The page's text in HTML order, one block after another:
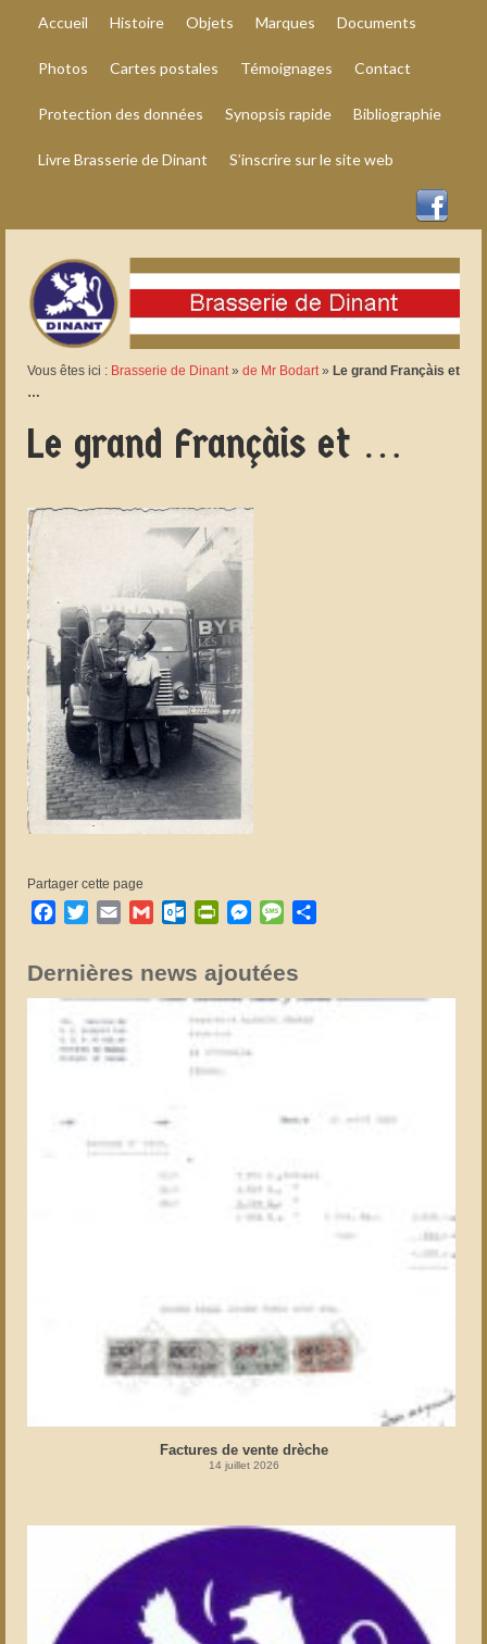
Accueil Histoire Objets Marques Documents
Photos Cartes postales Témoignages Contact
Protection des données Synopsis rapide Bibliographie
Livre Brasserie de Dinant S’inscrire sur le site web
Vous êtes ici : Brasserie de Dinant» de Mr Bodart» Le grand Françàis et
…
Le grand Françàis et …
Partager cette page
Facebook
TwitterEmail GmailOutlook.com
PrintFriendly
Messenger
Message
Dernières news ajoutées
Factures de vente drèche
14 juillet 2026